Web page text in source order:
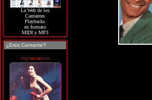
La Web de los
Cantantes
Playbacks
en formato
MIDI y MP3
¿Eres Cantante?
soycantante.es